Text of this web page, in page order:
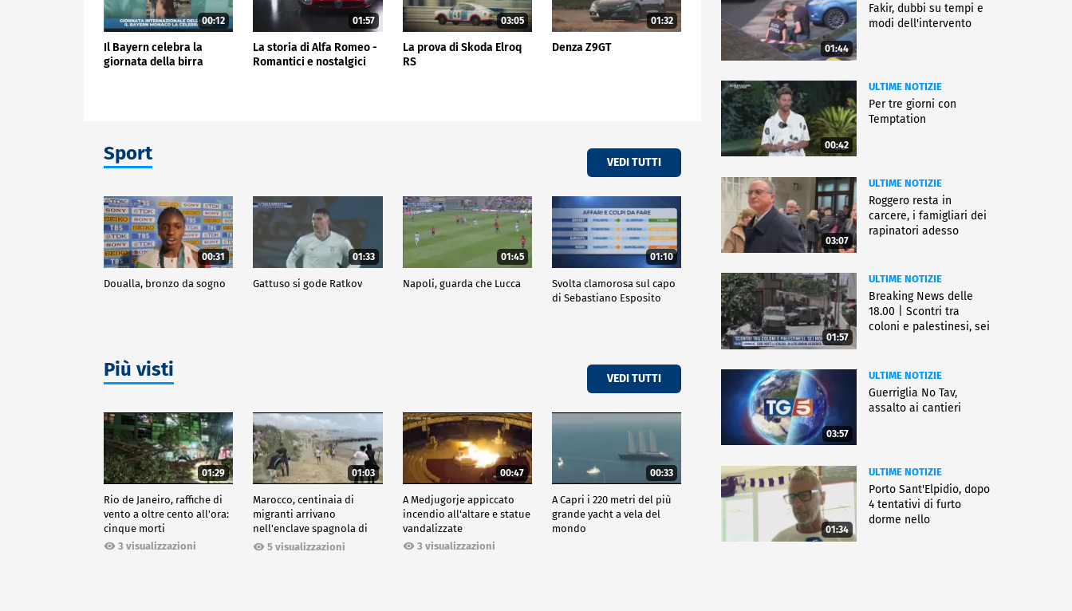
00:12
Il Bayern celebra la
giornata della birra
01:57
La storia di Alfa Romeo -
Romantici e nostalgici
03:05
La prova di Skoda Elroq
RS
01:32
Denza Z9GT
Sport VEDI TUTTI
00:31
Doualla, bronzo da sogno
01:33
Gattuso si gode Ratkov
01:45
Napoli, guarda che Lucca
01:10
Svolta clamorosa sul capo
di Sebastiano Esposito
Più visti VEDI TUTTI
01:29
Rio de Janeiro, raffiche di
vento a oltre cento all'ora:
cinque morti
3 visualizzazioni
01:03
Marocco, centinaia di
migranti arrivano
nell'enclave spagnola di
Ceuta5 visualizzazioni
00:47
A Medjugorje appiccato
incendio all'altare e statue
vandalizzate
3 visualizzazioni
00:33
A Capri i 220 metri del più
grande yacht a vela del
mondo
01:44
Fakir, dubbi su tempi e
modi dell'intervento
00:42
ULTIME NOTIZIE
Per tre giorni con
Temptation
03:07
ULTIME NOTIZIE
Roggero resta in
carcere, i famigliari dei
rapinatori adesso
01:57
ULTIME NOTIZIE
Breaking News delle
18.00 | Scontri tra
coloni e palestinesi, sei
03:57
ULTIME NOTIZIE
Guerriglia No Tav,
assalto ai cantieri
01:34
ULTIME NOTIZIE
Porto Sant'Elpidio, dopo
4 tentativi di furto
dorme nello